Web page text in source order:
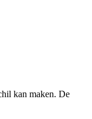
kan maken. De